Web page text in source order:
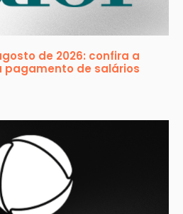
de 2026: confira a
de salários